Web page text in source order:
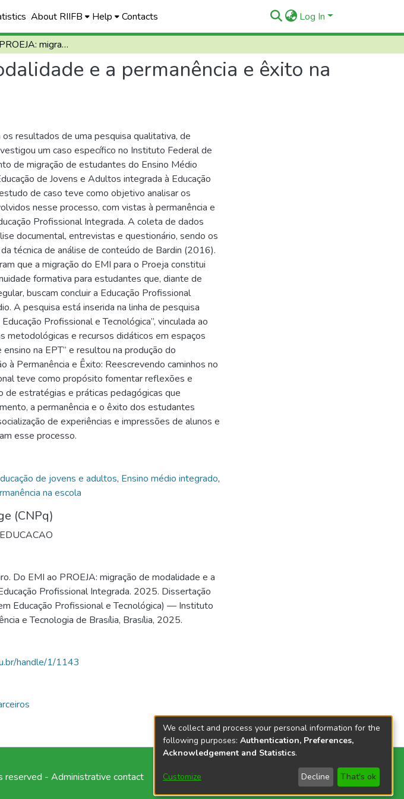
About RIIFB Help Contacts Log In
Do EMI ao PROEJA: migração de modalidade e a permanência e êxito na Educação Profissional Integrada
e a permanência e êxito na
resultados de uma pesquisa qualitativa, de
um caso específico no Instituto Federal de
de migração de estudantes do Ensino Médio
de Jovens e Adultos integrada à Educação
de caso teve como objetivo analisar os
nesse processo, com vistas à permanência e
Profissional Integrada. A coleta de dados
documental, entrevistas e questionário, sendo os
técnica de análise de conteúdo de Bardin (2016).
que a migração do EMI para o Proeja constitui
formativa para estudantes que, diante de
buscam concluir a Educação Profissional
A pesquisa está inserida na linha de pesquisa
Profissional e Tecnológica”, vinculada ao
metodológicas e recursos didáticos em espaços
na EPT” e resultou na produção do
à Permanência e Êxito: Reescrevendo caminhos no
teve como propósito fomentar reflexões e
de estratégias e práticas pedagógicas que
a permanência e o êxito dos estudantes
de experiências e impressões de alunos e
esse processo.
de jovens e adultos, Ensino médio integrado,
na escola
(CNPq)
Do EMI ao PROEJA: migração de modalidade e a
Profissional Integrada. 2025. Dissertação
Educação Profissional e Tecnológica) — Instituto
e Tecnologia de Brasília, Brasília, 2025.
handle/1/1143
reserved - Administrative contact
We collect and process your personal information for the
following purposes: Authentication, Preferences,
Acknowledgement and Statistics.
Customize Decline That's ok